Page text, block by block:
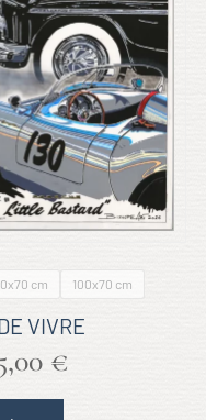
cm 100x70 cm
VIVRE
€
Ce